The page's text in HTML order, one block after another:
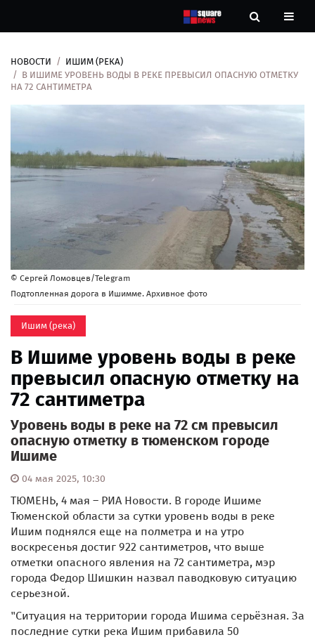
Новости
Рубрики
Контакты
О
НОВОСТИ
ИШИМ (РЕКА)
В ИШИМЕ УРОВЕНЬ ВОДЫ В РЕКЕ ПРЕВЫСИЛ ОПАСНУЮ ОТМЕТКУ
НА 72 САНТИМЕТРА
© Сергей Ломовцев/Telegram
Подтопленная дорога в Ишимме. Архивное фото
Ишим (река)
В Ишиме уровень воды в реке
превысил опасную отметку на
72 сантиметра
Уровень воды в реке на 72 см превысил
опасную отметку в тюменском городе
Ишиме
04 мая 2025, 10:30
ТЮМЕНЬ, 4 мая – РИА Новости. В городе Ишиме
Тюменской области за сутки уровень воды в реке
Ишим поднялся еще на полметра и на утро
воскресенья достиг 922 сантиметров, что выше
отметки опасного явления на 72 сантиметра, мэр
города Федор Шишкин назвал паводковую ситуацию
серьезной.
"Ситуация на территории города Ишима серьёзная. За
последние сутки река Ишим прибавила 50